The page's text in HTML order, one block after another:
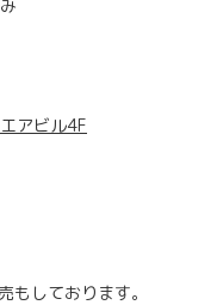
アビル4F
しております。